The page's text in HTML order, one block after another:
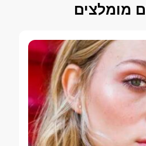
מומלצים